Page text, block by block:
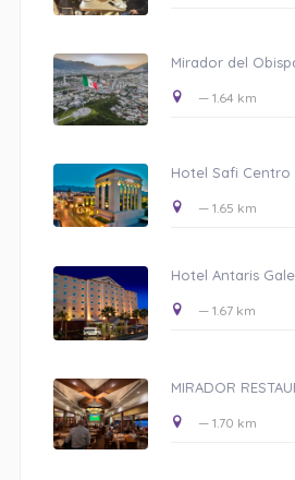
Mirador del
— 1.64 km
Hotel Safi Centro
— 1.65 km
Hotel Antaris
— 1.67 km
MIRADOR
— 1.70 km